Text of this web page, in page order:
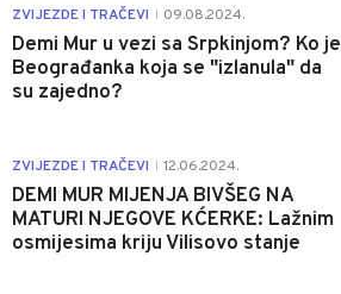
ZVIJEZDE I TRAČEVI 09.08.2024.
Demi Mur u vezi sa Srpkinjom? Ko je
Beograđanka koja se "izlanula" da
su zajedno?
ZVIJEZDE I TRAČEVI 12.06.2024.
DEMI MUR MIJENJA BIVŠEG NA
MATURI NJEGOVE KĆERKE: Lažnim
osmijesima kriju Vilisovo stanje